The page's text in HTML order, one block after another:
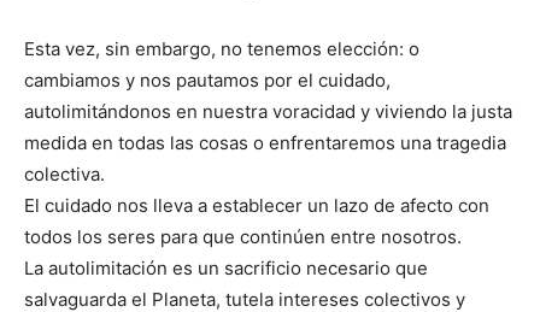
Esta vez, sin embargo, no tenemos elección: o
cambiamos y nos pautamos por el cuidado,
autolimitándonos en nuestra voracidad y viviendo la justa
medida en todas las cosas o enfrentaremos una tragedia
colectiva.
El cuidado nos lleva a establecer un lazo de afecto con
todos los seres para que continúen entre nosotros.
La autolimitación es un sacrificio necesario que
salvaguarda el Planeta, tutela intereses colectivos y